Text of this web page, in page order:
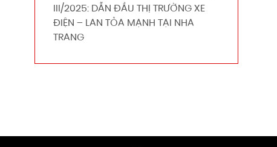
III/2025: DẪN ĐẦU THỊ TRƯỜNG XE
ĐIỆN – LAN TỎA MẠNH TẠI NHA
TRANG